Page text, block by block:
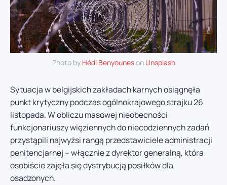
Photo by Hédi Benyouneson Unsplash
Sytuacja w belgijskich zakładach karnych osiągnęła
punkt krytyczny podczas ogólnokrajowego strajku 26
listopada. W obliczu masowej nieobecności
funkcjonariuszy więziennych do niecodziennych zadań
przystąpili najwyżsi rangą przedstawiciele administracji
penitencjarnej – włącznie z dyrektor generalną, która
osobiście zajęła się dystrybucją posiłków dla
osadzonych.